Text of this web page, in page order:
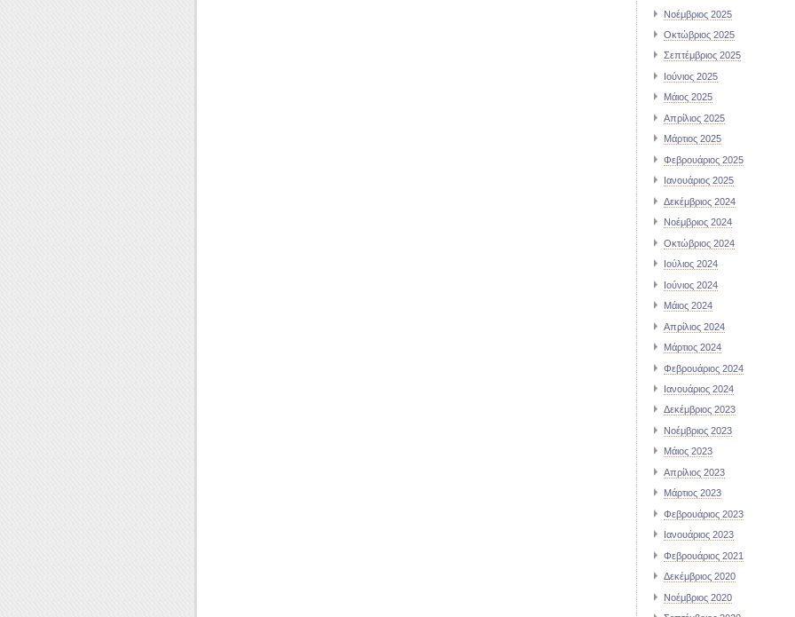
Νοέμβριος 2025
Οκτώβριος 2025
Σεπτέμβριος 2025
Ιούνιος 2025
Μάιος 2025
Απρίλιος 2025
Μάρτιος 2025
Φεβρουάριος 2025
Ιανουάριος 2025
Δεκέμβριος 2024
Νοέμβριος 2024
Οκτώβριος 2024
Ιούλιος 2024
Ιούνιος 2024
Μάιος 2024
Απρίλιος 2024
Μάρτιος 2024
Φεβρουάριος 2024
Ιανουάριος 2024
Δεκέμβριος 2023
Νοέμβριος 2023
Μάιος 2023
Απρίλιος 2023
Μάρτιος 2023
Φεβρουάριος 2023
Ιανουάριος 2023
Φεβρουάριος 2021
Δεκέμβριος 2020
Νοέμβριος 2020